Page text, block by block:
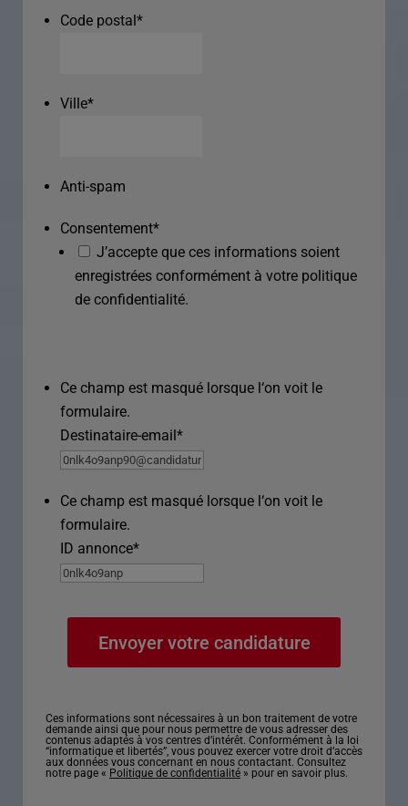
Code postal*
Ville*
Anti-spam
Consentement*
J’accepte que ces informations soient
enregistrées conformément à votre politique
de confidentialité.
Ce champ est masqué lorsque l‘on voit le
formulaire.
Destinataire-email*
Ce champ est masqué lorsque l‘on voit le
formulaire.
ID annonce*
Ces informations sont nécessaires à un bon traitement de votre
demande ainsi que pour nous permettre de vous adresser des
contenus adaptés à vos centres d’intérêt. Conformément à la loi
“informatique et libertés”, vous pouvez exercer votre droit d’accès
aux données vous concernant en nous contactant. Consultez
notre page « Politique de confidentialité » pour en savoir plus.